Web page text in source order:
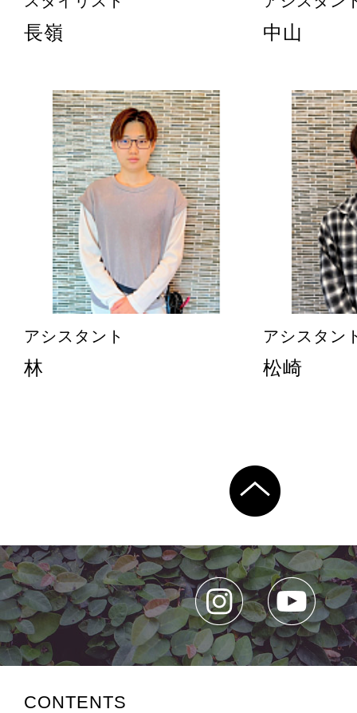
長嶺 中山
アシスタント
林
アシスタン
松崎
CONTENTS